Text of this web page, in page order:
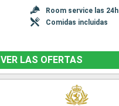
Room service las 24h
Comidas incluidas
VER LAS OFERTAS